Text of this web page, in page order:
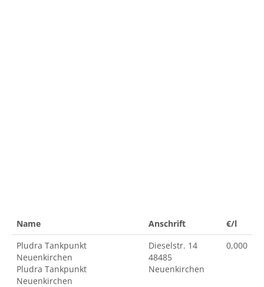
Name Anschrift
€/l
Pludra Tankpunkt
Neuenkirchen
Pludra Tankpunkt
Neuenkirchen
Dieselstr. 14
48485
Neuenkirchen
0,000